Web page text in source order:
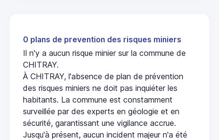
0 plans de prevention des risques miniers
Il n'y a aucun risque minier sur la commune de
CHITRAY.
À CHITRAY, l'absence de plan de prévention
des risques miniers ne doit pas inquiéter les
habitants. La commune est constamment
surveillée par des experts en géologie et en
sécurité, garantissant une vigilance accrue.
Jusqu'à présent, aucun incident majeur n'a été